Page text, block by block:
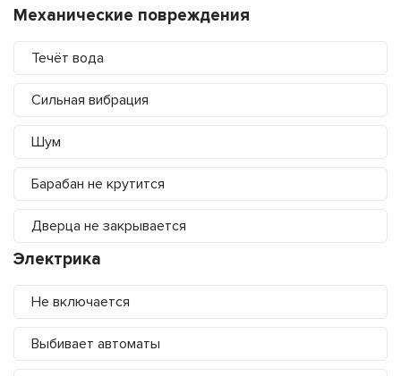
Механические повреждения
Течёт вода
Сильная вибрация
Шум
Барабан не крутится
Дверца не закрывается
Электрика
Не включается
Выбивает автоматы